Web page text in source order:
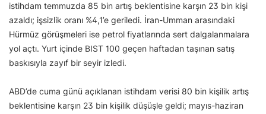
istihdam temmuzda 85 bin artış beklentisine karşın 23 bin kişi
azaldı; işsizlik oranı %4,1’e geriledi. İran-Umman arasındaki
Hürmüz görüşmeleri ise petrol fiyatlarında sert dalgalanmalara
yol açtı. Yurt içinde BIST 100 geçen haftadan taşınan satış
baskısıyla zayıf bir seyir izledi.
ABD’de cuma günü açıklanan istihdam verisi 80 bin kişilik artış
beklentisine karşın 23 bin kişilik düşüşle geldi; mayıs-haziran